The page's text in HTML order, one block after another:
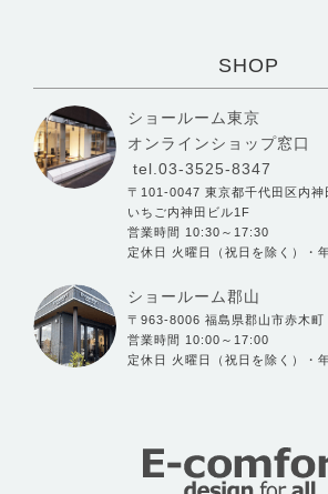
SHOP
ショールーム東京
オンラインショップ窓口
tel.03-3525-8347
〒101-0047 東京都千代田区内
いちご内神田ビル1F
営業時間 10:30～17:30
定休日 火曜日（祝日を除く）・
ショールーム郡山
〒963-8006 福島県郡山市赤木
営業時間 10:00～17:00
定休日 火曜日（祝日を除く）・